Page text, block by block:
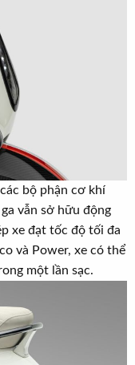
bộ phận cơ khí
vẫn sở hữu động
xe đạt tốc độ tối đa
và Power, xe có thể
một lần sạc.